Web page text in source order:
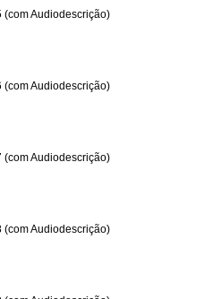
(com Audiodescrição)
(com Audiodescrição)
(com Audiodescrição)
(com Audiodescrição)